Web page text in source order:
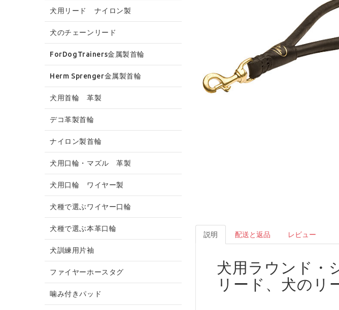
説明 配送と返品 レビュー
犬用ラウンド・
リード、犬のリ
犬用リード ナイロン製
犬のチェーンリード
ForDogTrainers金属製首輪
Herm Sprenger金属製首輪
犬用首輪 革製
デコ革製首輪
ナイロン製首輪
犬用口輪・マズル 革製
犬用口輪 ワイヤー製
犬種で選ぶワイヤー口輪
犬種で選ぶ本革口輪
犬訓練用片袖
ファイヤーホースタグ
噛み付きパッド